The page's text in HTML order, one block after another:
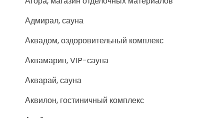
Адмирал, сауна
Аквадом, оздоровительный комплекс
Аквамарин, VIP-сауна
Акварай, сауна
Аквилон, гостиничный комплекс